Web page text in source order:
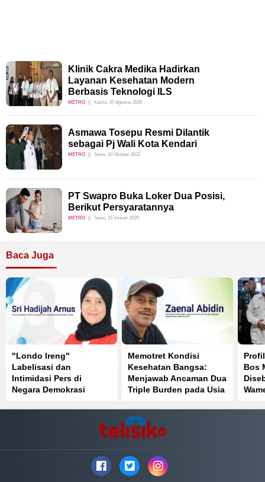
Klinik Cakra Medika Hadirkan
Layanan Kesehatan Modern
Berbasis Teknologi ILS
METRO Kamis, 07 Agustus 2025
Asmawa Tosepu Resmi Dilantik
sebagai Pj Wali Kota Kendari
METRO Senin, 10 Oktober 2022
PT Swapro Buka Loker Dua Posisi,
Berikut Persyaratannya
METRO Senin, 13 Januari 2025
Baca Juga
"Londo Ireng"
Labelisasi dan
Intimidasi Pers di
Negara Demokrasi
Memotret Kondisi
Kesehatan Bangsa:
Menjawab Ancaman Dua
Triple Burden pada Usia
Bos